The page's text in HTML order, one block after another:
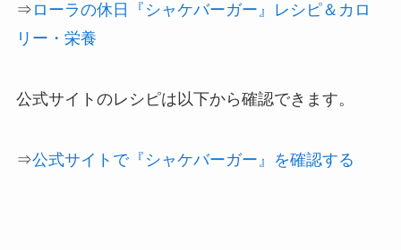
⇒ ローラの休日『シャケバーガー』レシピ＆カロ
リー・栄養
公式サイトのレシピは以下から確認できます。
⇒公式サイトで『シャケバーガー』を確認する